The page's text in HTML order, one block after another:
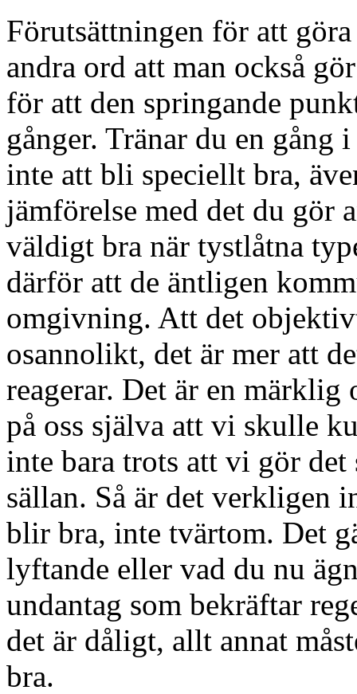
Förutsättningen för att
andra ord att man också
för att den springande
gånger. Tränar du en gång
inte att bli speciellt bra,
jämförelse med det du gör
väldigt bra när tystlåtna
därför att de äntligen
omgivning. Att det
osannolikt, det är mer att
reagerar. Det är en
på oss själva att vi skulle
inte bara trots att vi gör
sällan. Så är det verkligen
blir bra, inte tvärtom. Det
lyftande eller vad du nu
undantag som bekräftar
det är dåligt, allt annat
bra.